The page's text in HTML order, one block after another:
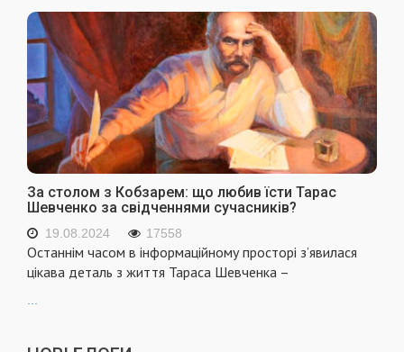
За столом з Кобзарем: що любив їсти Тарас
Шевченко за свідченнями сучасників?
19.08.2024 17558
Останнім часом в інформаційному просторі з’явилася
цікава деталь з життя Тараса Шевченка –